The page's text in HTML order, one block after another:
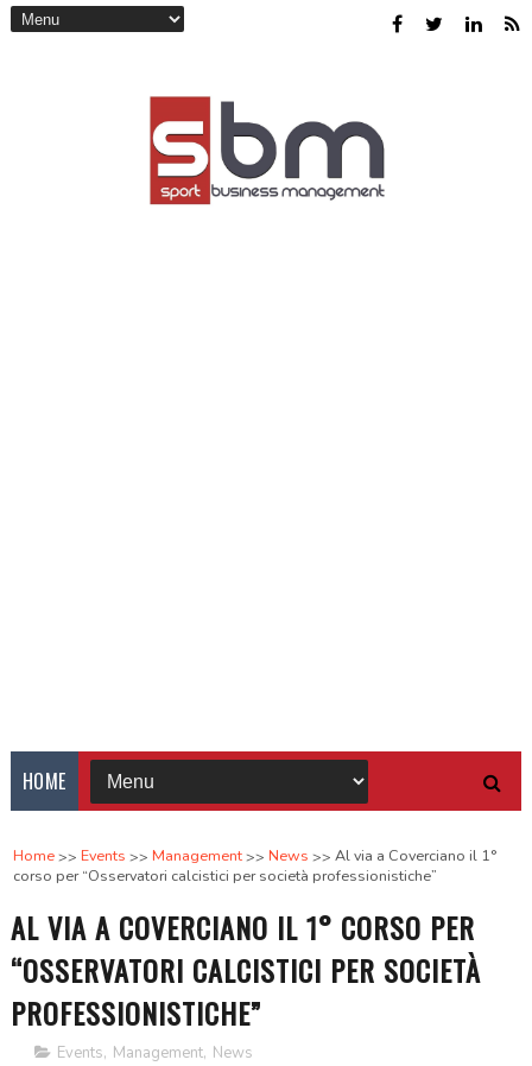
HOME
Home Events Management News
Al via a Coverciano il 1°
corso per “Osservatori calcistici per società professionistiche”
AL VIA A COVERCIANO IL 1° CORSO PER
“OSSERVATORI CALCISTICI PER SOCIETÀ
PROFESSIONISTICHE”
Events, Management, News